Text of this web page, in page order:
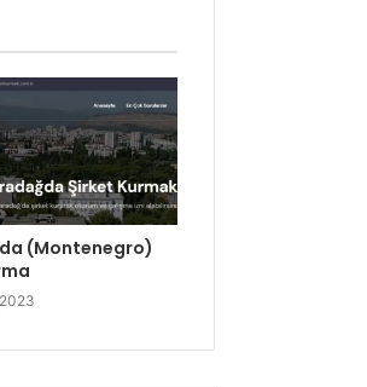
(Montenegro)